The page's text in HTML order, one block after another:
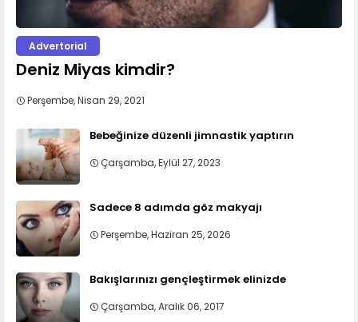
Advertorial
Deniz Miyas kimdir?
Perşembe, Nisan 29, 2021
Bebeğinize düzenli jimnastik yaptırın
Çarşamba, Eylül 27, 2023
Sadece 8 adımda göz makyajı
Perşembe, Haziran 25, 2026
Bakışlarınızı gençleştirmek elinizde
Çarşamba, Aralık 06, 2017